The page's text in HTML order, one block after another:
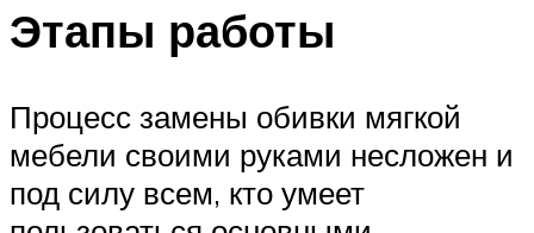
Этапы работы
Процесс замены обивки мягкой
мебели своими руками несложен и
под силу всем, кто умеет